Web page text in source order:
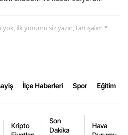
Muş
Ordu
Sakarya
ilk yorumu siz yazın, tartışalım *
İlçe Haberleri Spor Eğitim
Kripto
Son
Dakika
Hava